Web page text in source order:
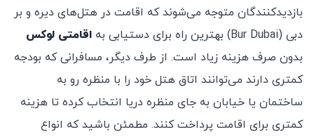
بازدیدکنندگان متوجه می‌شوند که اقامت در هتل‌های دیره و بر
دبی (Bur Dubai) بهترین راه برای دستیابی به
اقامتی لوکس
بدون صرف هزینه زیاد است. از طرف دیگر، مسافرانی که بودجه
کمتری دارند می‌توانند اتاق هتل خود را با منظره رو به
ساختمان یا خیابان به جای منظره دریا انتخاب کرده تا هزینه
کمتری برای اقامت پرداخت کنند. مطمئن باشید که انواع